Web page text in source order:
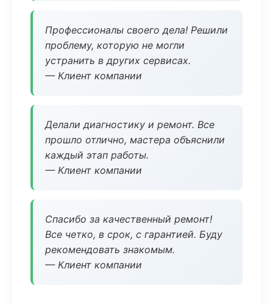
Профессионалы своего дела! Решили
проблему, которую не могли
устранить в других сервисах.
— Клиент компании
Делали диагностику и ремонт. Все
прошло отлично, мастера объяснили
каждый этап работы.
— Клиент компании
Спасибо за качественный ремонт!
Все четко, в срок, с гарантией. Буду
рекомендовать знакомым.
— Клиент компании